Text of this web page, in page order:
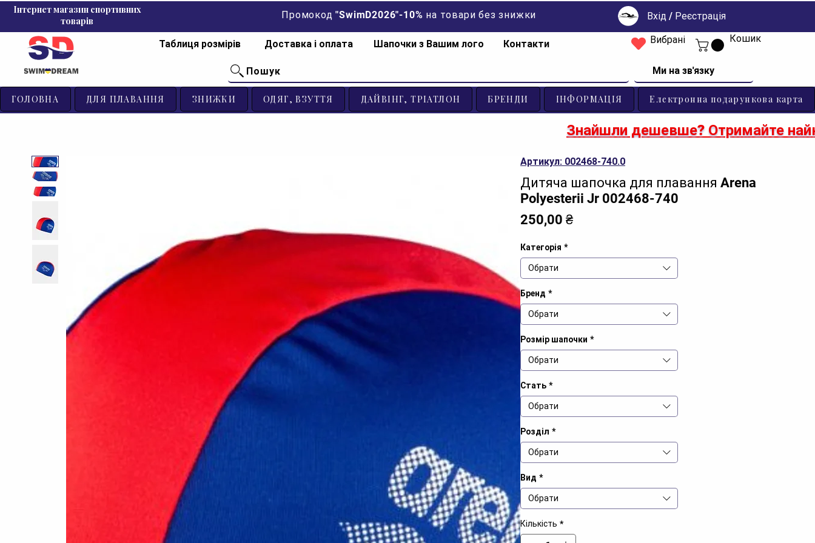
Інтернет магазин спортивних
товарів
Промокод "SwimD2026"-10% на товари без знижки Вхід / Реєстрація
Таблиця розмірів Доставка і оплата Шапочки з Вашим лого Контакти Вибрані Кошик
Пошук Ми на зв'язку
ГОЛОВНА ДЛЯ ПЛАВАННЯ ЗНИЖКИ ОДЯГ, ВЗУТТЯ ДАЙВІНГ, ТРІАТЛОН БРЕНДИ ІНФОРМАЦІЯ Електронна подарункова карта
Артикул: 002468-740.0
Дитяча шапочка для плавання Arena
Polyesterii Jr 002468-740
250,00 ₴Ціна
Категорія *
Обрати
Бренд *
Обрати
Розмір шапочки *
Обрати
Стать *
Обрати
Розділ *
Обрати
Вид *
Обрати
Кількість *
Знайшли дешевше? Отримайте